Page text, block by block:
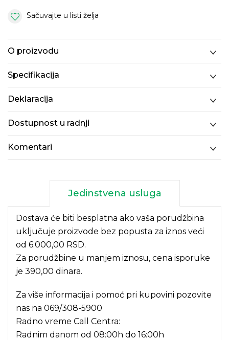
Sačuvajte u listi želja
O proizvodu
Specifikacija
Deklaracija
Dostupnost u radnji
Komentari
Jedinstvena usluga
Dostava će biti besplatna ako vaša porudžbina
uključuje proizvode bez popusta za iznos veći
od 6.000,00 RSD.
Za porudžbine u manjem iznosu, cena isporuke
je 390,00 dinara.
Za više informacija i pomoć pri kupovini pozovite
nas na 069/308-5900
Radno vreme Call Centra:
Radnim danom od 08:00h do 16:00h